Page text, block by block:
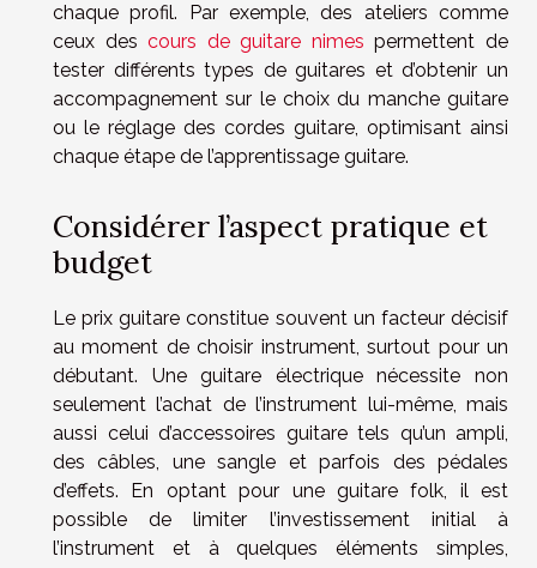
chaque profil. Par exemple, des ateliers comme
ceux descours de guitare nimes permettent de
tester différents types de guitares et d’obtenir un
accompagnement sur le choix du manche guitare
ou le réglage des cordes guitare, optimisant ainsi
chaque étape de l’apprentissage guitare.
Considérer l’aspect pratique et
budget
Le prix guitare constitue souvent un facteur décisif
au moment de choisir instrument, surtout pour un
débutant. Une guitare électrique nécessite non
seulement l’achat de l’instrument lui-même, mais
aussi celui d’accessoires guitare tels qu’un ampli,
des câbles, une sangle et parfois des pédales
d’effets. En optant pour une guitare folk, il est
possible de limiter l’investissement initial à
l’instrument et à quelques éléments simples,